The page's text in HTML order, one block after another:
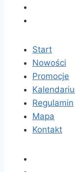
Start
Nowości
Promocje
Regulamin
Mapa
Kontakt